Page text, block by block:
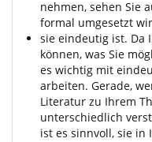
nehmen, sehen Sie
formal umgesetzt
sie eindeutig ist. Da
können, was Sie
es wichtig mit
arbeiten. Gerade,
Literatur zu Ihrem
unterschiedlich
ist es sinnvoll, sie